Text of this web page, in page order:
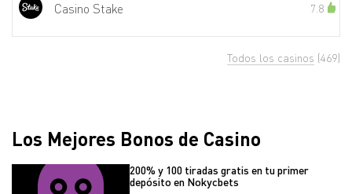
Casino Stake 7.8
Todos los casinos (469)
Los Mejores Bonos de Casino
200% y 100 tiradas gratis en tu primer
depósito en Nokycbets